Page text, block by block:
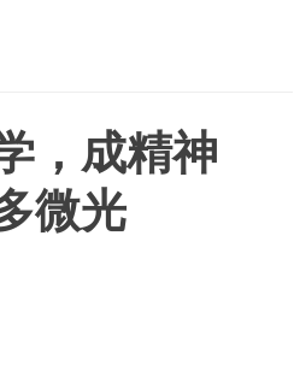
，成精神
微光